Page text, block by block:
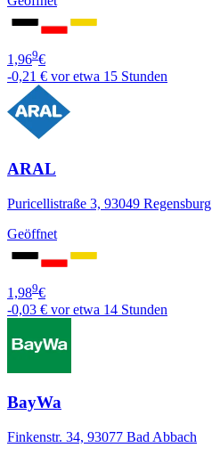
1,969€
-0,21 € vor etwa 15 Stunden
ARAL
Puricellistraße 3, 93049 Regensburg
Geöffnet
1,989€
-0,03 € vor etwa 14 Stunden
BayWa
Finkenstr. 34, 93077 Bad Abbach